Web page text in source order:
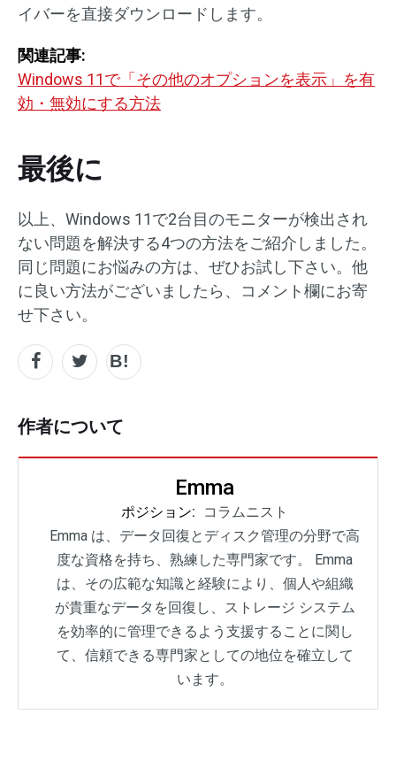
イバーを直接ダウンロードします。
関連記事:
Windows 11で「その他のオプションを表示」を有
効・無効にする方法
最後に
以上、Windows 11で2台目のモニターが検出され
ない問題を解決する4つの方法をご紹介しました。
同じ問題にお悩みの方は、ぜひお試し下さい。他
に良い方法がございましたら、コメント欄にお寄
せ下さい。
作者について
Emma
ポジション:
コラムニスト
Emma は、データ回復とディスク管理の分野で高
度な資格を持ち、熟練した専門家です。 Emma
は、その広範な知識と経験により、個人や組織
が貴重なデータを回復し、ストレージ システム
を効率的に管理できるよう支援することに関し
て、信頼できる専門家としての地位を確立して
います。